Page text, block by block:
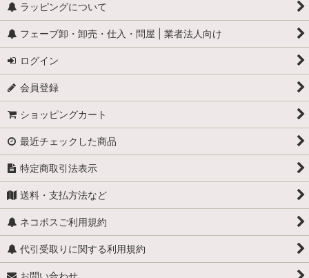
ラッピングについて
フェーブ卸・卸売・仕入・問屋 | 業者法人向け
ログイン
会員登録
ショッピングカート
最近チェックした商品
特定商取引法表示
送料・支払方法など
ネコポスご利用規約
代引受取りに関する利用規約